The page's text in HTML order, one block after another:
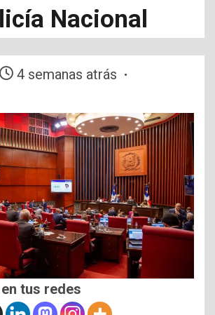
Nacional
4 semanas atrás
tus redes